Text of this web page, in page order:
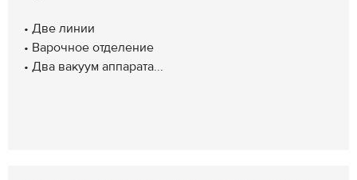
• Две линии
• Варочное отделение
• Два вакуум аппарата...